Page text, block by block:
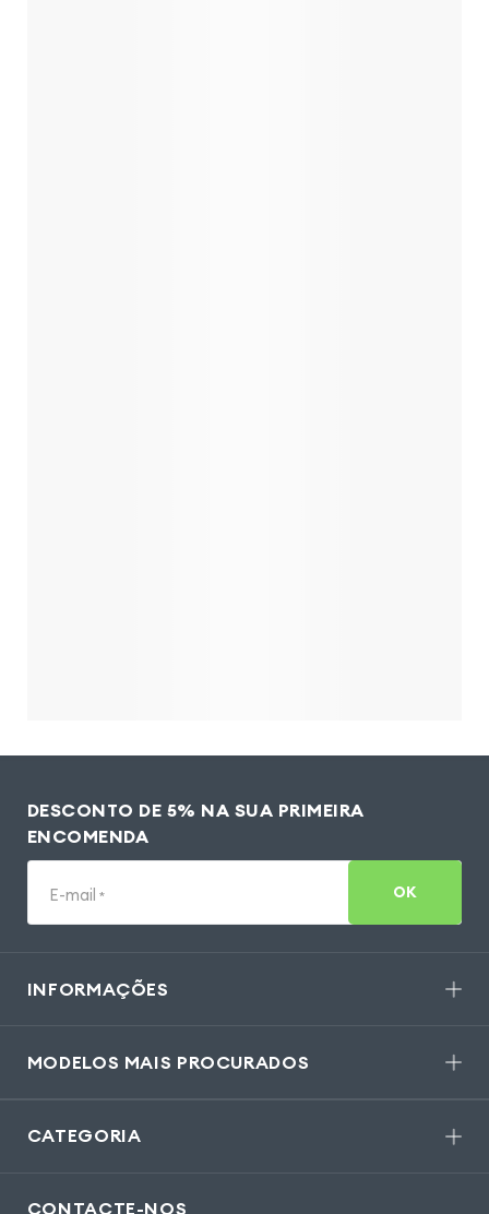
DESCONTO DE 5% NA SUA PRIMEIRA
ENCOMENDA
E-mail * OK
INFORMAÇÕES
MODELOS MAIS PROCURADOS
CATEGORIA
CONTACTE-NOS